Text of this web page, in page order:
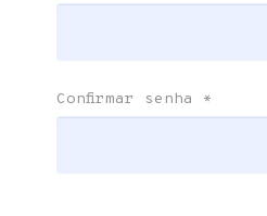
Confirmar senha *